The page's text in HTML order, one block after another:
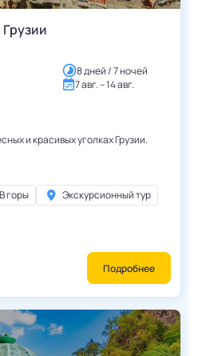
8 дней / 7 ночей
7 авг. – 14 авг.
и красивых уголках Грузии.
В горы Экскурсионный тур
Подробнее